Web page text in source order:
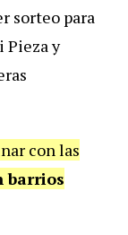
sorteo para
Pieza y
con las
barrios